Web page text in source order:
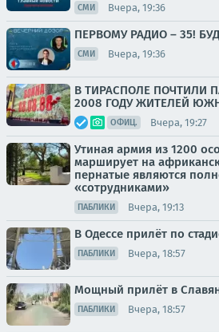
СМИ Вчера, 19:36
ПЕРВОМУ РАДИО – 35!
СМИ Вчера, 19:36
В ТИРАСПОЛЕ ПОЧТИЛИ
2008 ГОДУ ЖИТЕЛЕЙ
ОФИЦ. Вчера, 19:27
Утиная армия из 1200
марширует на
пернатые являются
«сотрудниками»
ПАБЛИКИ Вчера, 19:13
В Одессе прилёт по
ПАБЛИКИ Вчера, 18:57
Мощный прилёт в
ПАБЛИКИ Вчера, 18:57